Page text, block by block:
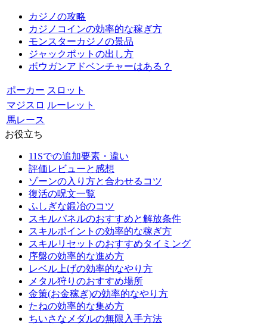
カジノの攻略
カジノコインの効率的な稼ぎ方
モンスターカジノの景品
ジャックポットの出し方
ボウガンアドベンチャーはある？
ポーカー スロット
マジスロ ルーレット
馬レース
お役立ち
11Sでの追加要素・違い
評価レビューと感想
ゾーンの入り方と合わせるコツ
復活の呪文一覧
ふしぎな鍛冶のコツ
スキルパネルのおすすめと解放条件
スキルポイントの効率的な稼ぎ方
スキルリセットのおすすめタイミング
序盤の効率的な進め方
レベル上げの効率的なやり方
メタル狩りのおすすめ場所
金策(お金稼ぎ)の効率的なやり方
たねの効率的な集め方
ちいさなメダルの無限入手方法